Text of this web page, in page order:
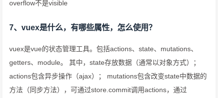
overflow不是visible
7、vuex是什么，有哪些属性，怎么使用？
vuex是vue的状态管理工具。包括actions、state、mutations、
getters、module。 其中，state存放数据（通常以对象方式）；
actions包含异步操作（ajax）； mutations包含改变state中数据的
方法（同步方法），可通过store.commit调用actions，通过